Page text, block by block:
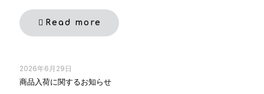
Read more
2026年6月29日
商品入荷に関するお知らせ